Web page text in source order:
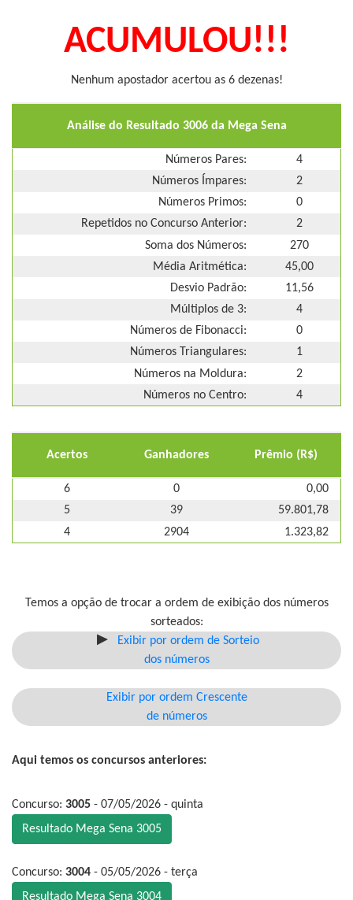
ACUMULOU!!!
Nenhum apostador acertou as 6 dezenas!
Análise do Resultado 3006 da Mega Sena
Números Pares:
4
Números Ímpares:
2
Números Primos:
0
Repetidos no Concurso Anterior:
2
Soma dos Números:
270
Média Aritmética:
45,00
Desvio Padrão:
11,56
Múltiplos de 3:
4
Números de Fibonacci:
0
Números Triangulares:
1
Números na Moldura:
2
Números no Centro:
4
Acertos Ganhadores Prêmio (R$)
6 0
0,00
5
39
59.801,78
4
2904 1.323,82
Temos a opção de trocar a ordem de exibição dos números
sorteados:
Exibir por ordem de Sorteio
dos números
Exibir por ordem Crescente
de números
Aqui temos os concursos anteriores:
Concurso: 3005 - 07/05/2026 - quinta
Resultado Mega Sena 3005
Concurso: 3004 - 05/05/2026 - terça
Resultado Mega Sena 3004